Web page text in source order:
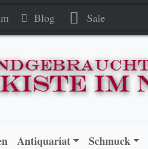
Blog Sale
Antiquariat Schmuck